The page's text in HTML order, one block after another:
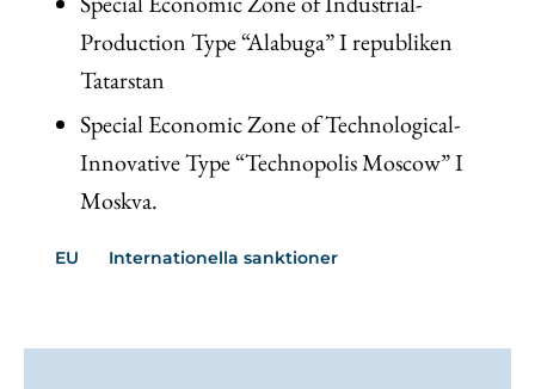
Production Type “Alabuga” I republiken
Tatarstan
Special Economic Zone of Technological-
Innovative Type “Technopolis Moscow” I
Moskva.
EU Internationella sanktioner